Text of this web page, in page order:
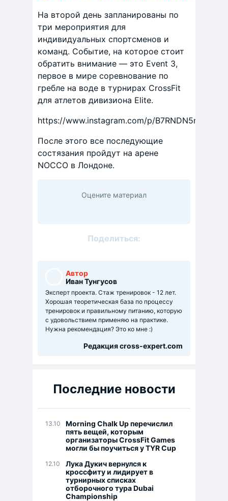
На второй день запланированы по
три мероприятия для
индивидуальных спортсменов и
команд. Событие, на которое стоит
обратить внимание — это Event 3,
первое в мире соревнование по
гребле на воде в турнирах CrossFit
для атлетов дивизиона Elite.
https://www.instagram.com/p/B7RNDN5n9te/
После этого все последующие
состязания пройдут на арене
NOCCO в Лондоне.
Оцените материал
Поделиться:
Автор
Иван Тунгусов
Эксперт проекта. Стаж тренировок - 12 лет.
Хорошая теоретическая база по процессу
тренировок и правильному питанию, которую
с удовольствием применяю на практике.
Нужна рекомендация? Это ко мне :)
Редакция cross-expert.com
Последние новости
13.10
Morning Chalk Up перечислил
пять вещей, которым
организаторы CrossFit Games
могли бы поучиться у TYR Cup
12.10
Лука Дукич вернулся к
кроссфиту и лидирует в
турнирных списках
отборочного тура Dubai
Championship